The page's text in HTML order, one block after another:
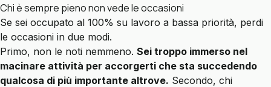
Chi è sempre pieno non vede le occasioni
Se sei occupato al 100% su lavoro a bassa priorità, perdi
le occasioni in due modi.
Primo, non le noti nemmeno. Sei troppo immerso nel
macinare attività per accorgerti che sta succedendo
qualcosa di più importante altrove. Secondo, chi